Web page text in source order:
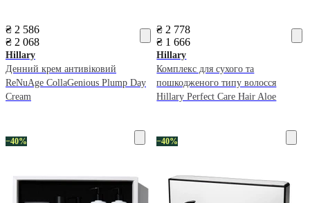
₴ 2 586
₴ 2 068
Hillary
Денний крем антивіковий
ReNuAge CollaGenious Plump Day
Cream
₴ 2 778
₴ 1 666
Hillary
Комплекс для сухого та
пошкодженого типу волосся
Hillary Perfect Care Hair Aloe
−40% −40%